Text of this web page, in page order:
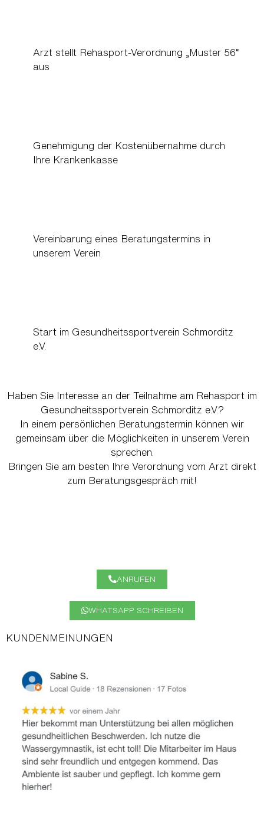
Arzt stellt Rehasport-Verordnung „Muster 56“
aus
Genehmigung der Kostenübernahme durch
Ihre Krankenkasse
Vereinbarung eines Beratungstermins in
unserem Verein
Start im Gesundheitssportverein Schmorditz
e.V.
Haben Sie Interesse an der Teilnahme am Rehasport im
Gesundheitssportverein Schmorditz e.V.?
In einem persönlichen Beratungstermin können wir
gemeinsam über die Möglichkeiten in unserem Verein
sprechen.
Bringen Sie am besten Ihre Verordnung vom Arzt direkt
zum Beratungsgespräch mit!
ANRUFEN
WHATSAPP SCHREIBEN
KUNDENMEINUNGEN